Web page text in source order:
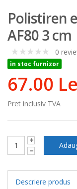
Polistiren
AF80 3 cm
0
0
in stoc furnizor
67.00
Pret inclusiv TVA
Descriere produs